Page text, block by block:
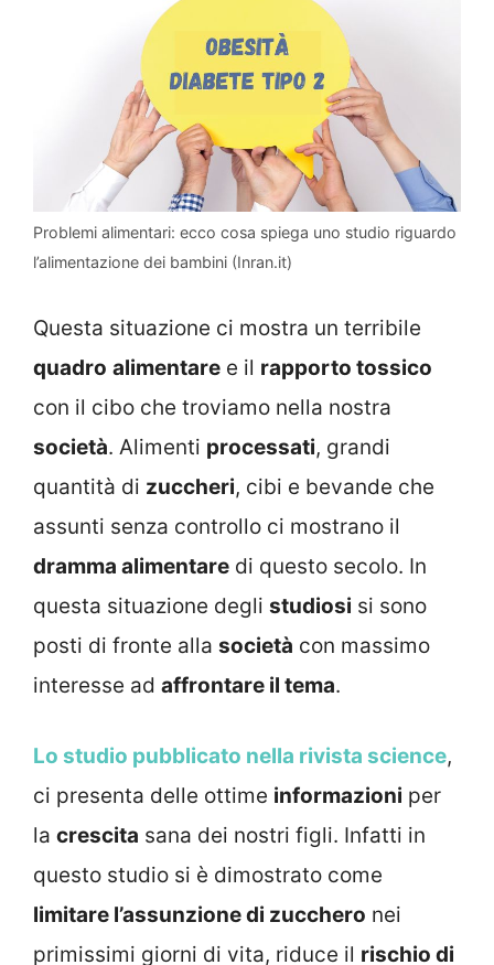
Problemi alimentari: ecco cosa spiega uno studio riguardo
l’alimentazione dei bambini (Inran.it)
Questa situazione ci mostra un terribile
quadro alimentare e il rapporto tossico
con il cibo che troviamo nella nostra
società. Alimenti processati, grandi
quantità di zuccheri, cibi e bevande che
assunti senza controllo ci mostrano il
dramma alimentare di questo secolo. In
questa situazione degli studiosi si sono
posti di fronte alla società con massimo
interesse ad affrontare il tema.
Lo studio pubblicato nella rivista science,
ci presenta delle ottime informazioni per
la crescita sana dei nostri figli. Infatti in
questo studio si è dimostrato come
limitare l’assunzione di zucchero nei
primissimi giorni di vita, riduce il rischio di